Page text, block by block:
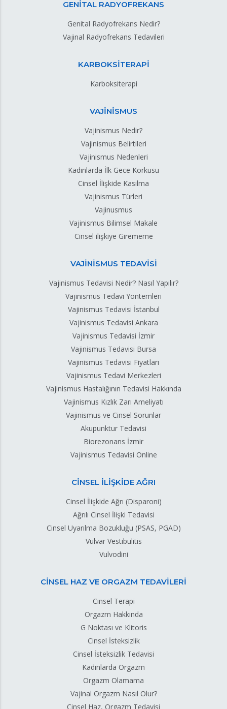
GENİTAL RADYOFREKANS
Genital Radyofrekans Nedir?
Vajinal Radyofrekans Tedavileri
KARBOKSİTERAPİ
Karboksiterapi
VAJİNİSMUS
Vajinismus Nedir?
Vajinismus Belirtileri
Vajinismus Nedenleri
Kadınlarda İlk Gece Korkusu
Cinsel İlişkide Kasılma
Vajinismus Türleri
Vajinusmus
Vajinismus Bilimsel Makale
Cinsel ilişkiye Girememe
VAJİNİSMUS TEDAVİSİ
Vajinismus Tedavisi Nedir? Nasıl Yapılır?
Vajinismus Tedavi Yöntemleri
Vajinismus Tedavisi İstanbul
Vajinismus Tedavisi Ankara
Vajinismus Tedavisi İzmir
Vajinismus Tedavisi Bursa
Vajinismus Tedavisi Fiyatları
Vajinismus Tedavi Merkezleri
Vajinismus Hastalığının Tedavisi Hakkında
Vajinismus Kızlık Zarı Ameliyatı
Vajinismus ve Cinsel Sorunlar
Akupunktur Tedavisi
Biorezonans İzmir
Vajinismus Tedavisi Online
CİNSEL İLİŞKİDE AĞRI
Cinsel İlişkide Ağrı (Disparoni)
Ağrılı Cinsel İlişki Tedavisi
Cinsel Uyarılma Bozukluğu (PSAS, PGAD)
Vulvar Vestibulitis
Vulvodini
CİNSEL HAZ VE ORGAZM TEDAVİLERİ
Cinsel Terapi
Orgazm Hakkında
G Noktası ve Klitoris
Cinsel İsteksizlik
Cinsel İsteksizlik Tedavisi
Kadınlarda Orgazm
Orgazm Olamama
Vajinal Orgazm Nasıl Olur?
Cinsel Haz, Orgazm Tedavisi